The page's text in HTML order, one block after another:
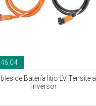
de Batería litio LV Tensite a
Inversor